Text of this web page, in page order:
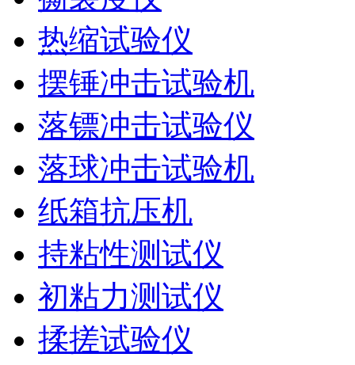
热缩试验仪
摆锤冲击试验机
落镖冲击试验仪
落球冲击试验机
纸箱抗压机
持粘性测试仪
初粘力测试仪
揉搓试验仪